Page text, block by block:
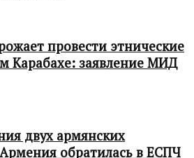
провести этнические
Карабахе: заявление МИД
двух армянских
обратилась в ЕСПЧ